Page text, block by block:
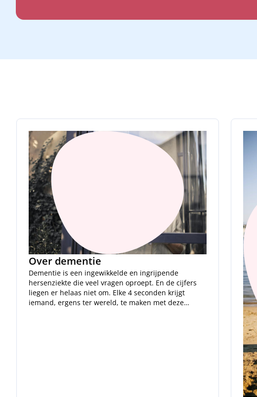
Over dementie
Dementie is een ingewikkelde en ingrijpende
hersenziekte die veel vragen oproept. En de cijfers
liegen er helaas niet om. Elke 4 seconden krijgt
iemand, ergens ter wereld, te maken met deze